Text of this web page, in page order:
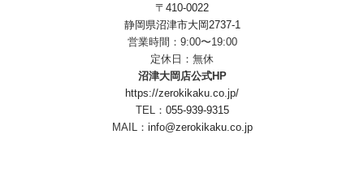
〒410-0022
静岡県沼津市大岡2737-1
営業時間：9:00〜19:00
定休日：無休
沼津大岡店公式HP
https://zerokikaku.co.jp/
TEL： 055-939-9315
MAIL： info@zerokikaku.co.jp